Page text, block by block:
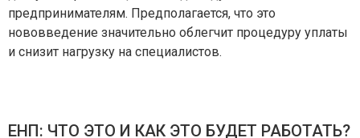
предпринимателям. Предполагается, что это
нововведение значительно облегчит процедуру уплаты
и снизит нагрузку на специалистов.
ЕНП: ЧТО ЭТО И КАК ЭТО БУДЕТ РАБОТАТЬ?